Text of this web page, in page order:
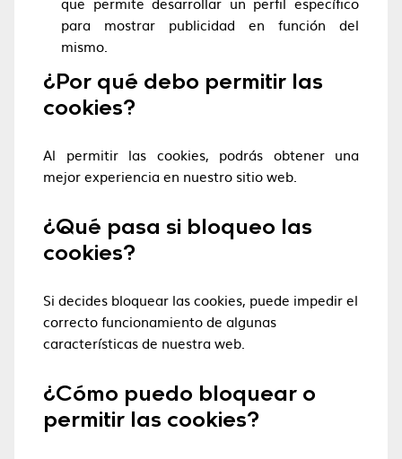
para mostrar publicidad en función del
mismo.
¿Por qué debo permitir las
cookies?
Al permitir las cookies, podrás obtener una
mejor experiencia en nuestro sitio web.
¿Qué pasa si bloqueo las
cookies?
Si decides bloquear las cookies, puede impedir el
correcto funcionamiento de algunas
características de nuestra web.
¿Cómo puedo bloquear o
permitir las cookies?